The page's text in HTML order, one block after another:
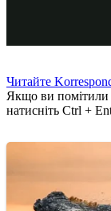
Читайте
Якщо ви помітили
натисніть Ctrl +